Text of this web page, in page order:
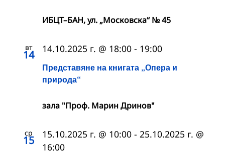
ИБЦТ–БАН, ул. „Московска“ № 45
вт
14
Представяне на книгата „Опера и
природа“
14.10.2025 г. @ 18:00 - 19:00
зала "Проф. Марин Дринов"
ср
15 15.10.2025 г. @ 10:00 - 25.10.2025 г. @
16:00